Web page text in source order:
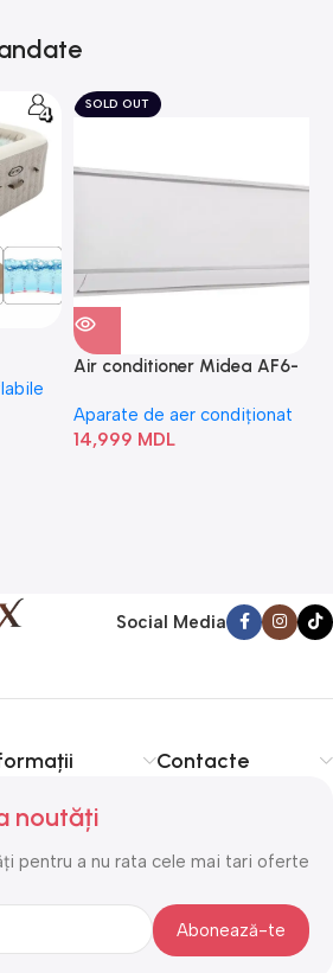
SOLD OUT
Air conditioner Midea AF6-
Aparate de aer condiționat
14,999 MDL
Social Media
Contacte
noutăți
pentru a nu rata cele mai tari oferte